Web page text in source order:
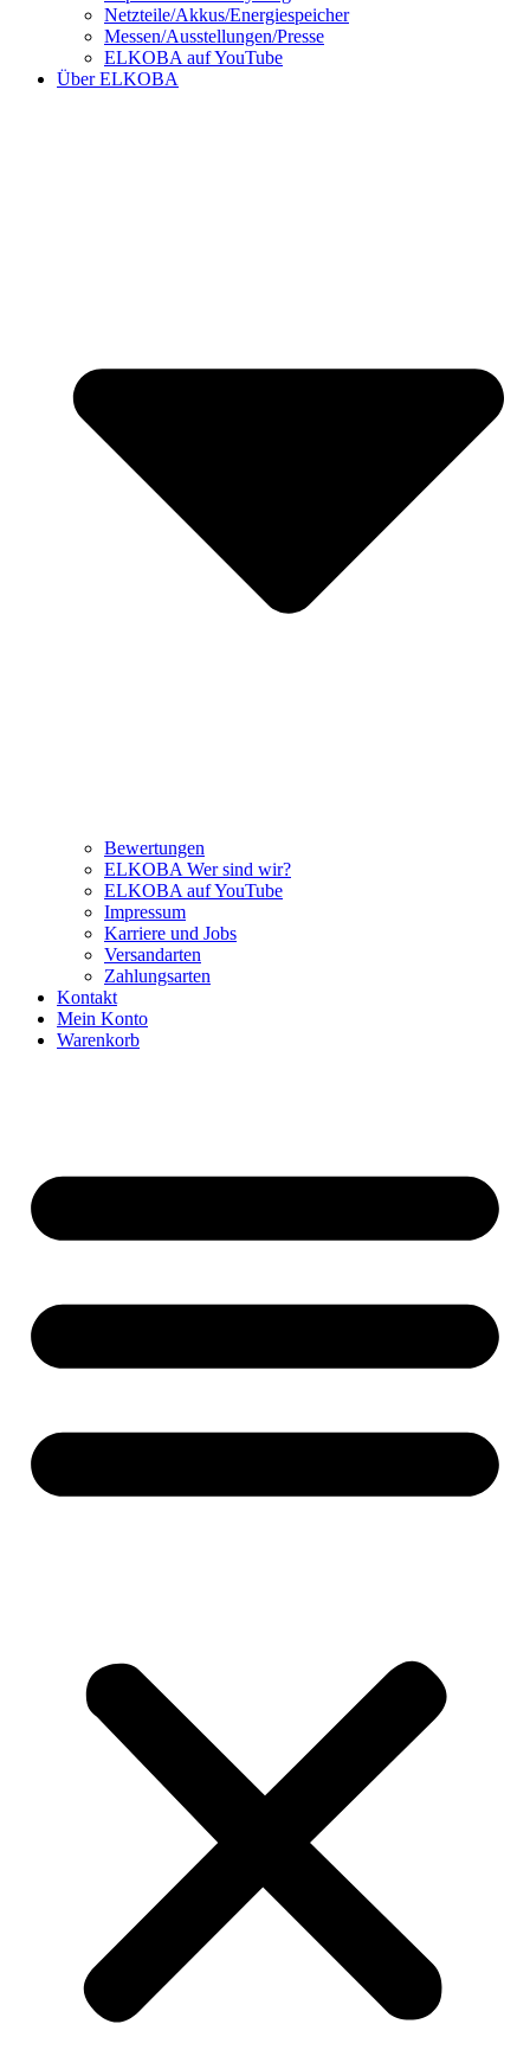
Netzteile/Akkus/Energiespeicher
Messen/Ausstellungen/Presse
ELKOBA auf YouTube
Über ELKOBA
Bewertungen
ELKOBA Wer sind wir?
ELKOBA auf YouTube
Impressum
Karriere und Jobs
Versandarten
Zahlungsarten
Kontakt
Mein Konto
Warenkorb